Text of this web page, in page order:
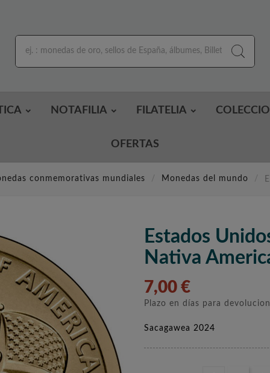
NOTAFILIA FILATELIA
OFERTAS
conmemorativas mundiales Monedas del mundo
Estados
Nativa
7,00 €
Plazo en días para
Sacagawea 2024